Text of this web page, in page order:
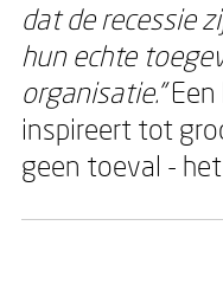
dat de recessie
hun echte
organisatie."Een
inspireert tot
geen toeval -